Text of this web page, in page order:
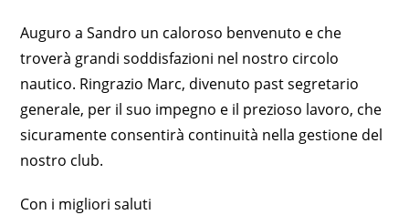
Auguro a Sandro un caloroso benvenuto e che
troverà grandi soddisfazioni nel nostro circolo
nautico. Ringrazio Marc, divenuto past segretario
generale, per il suo impegno e il prezioso lavoro, che
sicuramente consentirà continuità nella gestione del
nostro club.
Con i migliori saluti